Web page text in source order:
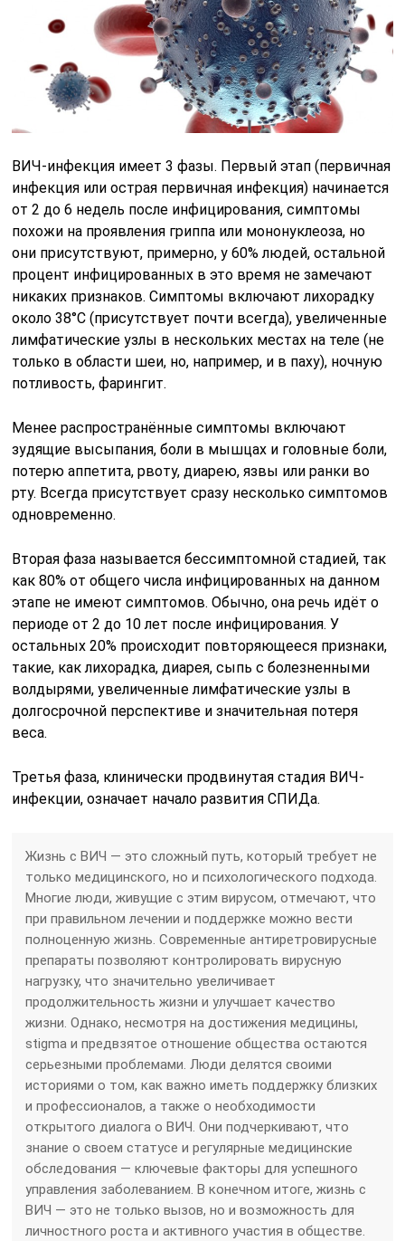
ВИЧ-инфекция имеет 3 фазы. Первый этап (первичная
инфекция или острая первичная инфекция) начинается
от 2 до 6 недель после инфицирования, симптомы
похожи на проявления гриппа или мононуклеоза, но
они присутствуют, примерно, у 60% людей, остальной
процент инфицированных в это время не замечают
никаких признаков. Симптомы включают лихорадку
около 38°С (присутствует почти всегда), увеличенные
лимфатические узлы в нескольких местах на теле (не
только в области шеи, но, например, и в паху), ночную
потливость, фарингит.
Менее распространённые симптомы включают
зудящие высыпания, боли в мышцах и головные боли,
потерю аппетита, рвоту, диарею, язвы или ранки во
рту. Всегда присутствует сразу несколько симптомов
одновременно.
Вторая фаза называется бессимптомной стадией, так
как 80% от общего числа инфицированных на данном
этапе не имеют симптомов. Обычно, она речь идёт о
периоде от 2 до 10 лет после инфицирования. У
остальных 20% происходит повторяющееся признаки,
такие, как лихорадка, диарея, сыпь с болезненными
волдырями, увеличенные лимфатические узлы в
долгосрочной перспективе и значительная потеря
веса.
Третья фаза, клинически продвинутая стадия ВИЧ-
инфекции, означает начало развития СПИДа.
Жизнь с ВИЧ — это сложный путь, который требует не
только медицинского, но и психологического подхода.
Многие люди, живущие с этим вирусом, отмечают, что
при правильном лечении и поддержке можно вести
полноценную жизнь. Современные антиретровирусные
препараты позволяют контролировать вирусную
нагрузку, что значительно увеличивает
продолжительность жизни и улучшает качество
жизни. Однако, несмотря на достижения медицины,
stigma и предвзятое отношение общества остаются
серьезными проблемами. Люди делятся своими
историями о том, как важно иметь поддержку близких
и профессионалов, а также о необходимости
открытого диалога о ВИЧ. Они подчеркивают, что
знание о своем статусе и регулярные медицинские
обследования — ключевые факторы для успешного
управления заболеванием. В конечном итоге, жизнь с
ВИЧ — это не только вызов, но и возможность для
личностного роста и активного участия в обществе.